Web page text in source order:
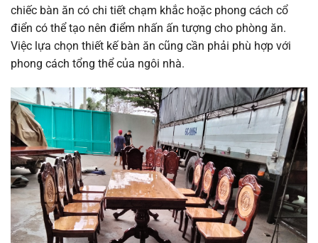
chiếc bàn ăn có chi tiết chạm khắc hoặc phong cách cổ
điển có thể tạo nên điểm nhấn ấn tượng cho phòng ăn.
Việc lựa chọn thiết kế bàn ăn cũng cần phải phù hợp với
phong cách tổng thể của ngôi nhà.